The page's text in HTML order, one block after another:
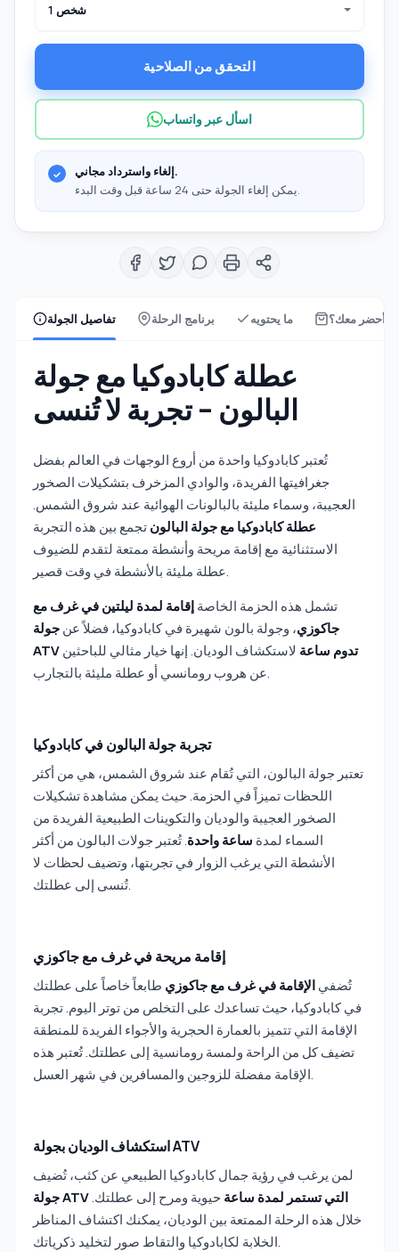
تفاصيل الجولة برنامج الرحلة ما يحتويه أحضر معك؟
عطلة كابادوكيا مع جولة
البالون – تجربة لا تُنسى
تُعتبر كابادوكيا واحدة من أروع الوجهات في العالم بفضل
جغرافيتها الفريدة، والوادي المزخرف بتشكيلات الصخور
العجيبة، وسماء مليئة بالبالونات الهوائية عند شروق الشمس.
عطلة كابادوكيا مع جولة البالونتجمع بين هذه التجربة
الاستثنائية مع إقامة مريحة وأنشطة ممتعة لتقدم للضيوف
عطلة مليئة بالأنشطة في وقت قصير.
تشمل هذه الحزمة الخاصةإقامة لمدة ليلتين في غرف مع
جاكوزي، وجولة بالون شهيرة في كابادوكيا، فضلاً عنجولة
ATV تدوم ساعة لاستكشاف الوديان. إنها خيار مثالي للباحثين
عن هروب رومانسي أو عطلة مليئة بالتجارب.
تجربة جولة البالون في كابادوكيا
تعتبر جولة البالون، التي تُقام عند شروق الشمس، هي من أكثر
اللحظات تميزاً في الحزمة. حيث يمكن مشاهدة تشكيلات
الصخور العجيبة والوديان والتكوينات الطبيعية الفريدة من
السماء لمدة ساعة واحدة. تُعتبر جولات البالون من أكثر
الأنشطة التي يرغب الزوار في تجربتها، وتضيف لحظات لا
تُنسى إلى عطلتك.
إقامة مريحة في غرف مع جاكوزي
تُضفيالإقامة في غرف مع جاكوزي طابعاً خاصاً على عطلتك
في كابادوكيا، حيث تساعدك على التخلص من توتر اليوم. تجربة
الإقامة التي تتميز بالعمارة الحجرية والأجواء الفريدة للمنطقة
تضيف كل من الراحة ولمسة رومانسية إلى عطلتك. تُعتبر هذه
الإقامة مفضلة للزوجين والمسافرين في شهر العسل.
استكشاف الوديان بجولة ATV
لمن يرغب في رؤية جمال كابادوكيا الطبيعي عن كثب، تُضيف
جولة ATV التي تستمر لمدة ساعة حيوية ومرح إلى عطلتك.
خلال هذه الرحلة الممتعة بين الوديان، يمكنك اكتشاف المناظر
الخلابة لكابادوكيا والتقاط صور لتخليد ذكرياتك.
1 شخص
التحقق من الصلاحية
اسأل عبر واتساب
إلغاء واسترداد مجاني.
يمكن إلغاء الجولة حتى 24 ساعة قبل وقت البدء.